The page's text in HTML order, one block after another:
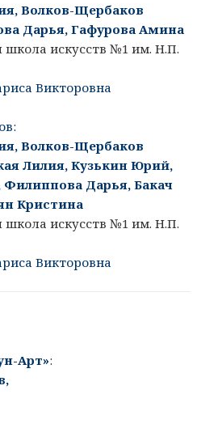
Волков-Щербаков
Дарья, Гафурова Амина
искусств №1 им. Н.П.
Викторовна
Волков-Щербаков
Лилия, Кузькин Юрий,
Дарья, Бакач
Кристина
искусств №1 им. Н.П.
Викторовна
Арт»: